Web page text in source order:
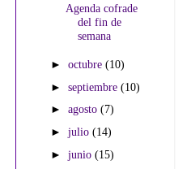
Agenda cofrade
del fin de
semana
►octubre(10)
►septiembre(10)
►agosto(7)
►julio(14)
►junio(15)